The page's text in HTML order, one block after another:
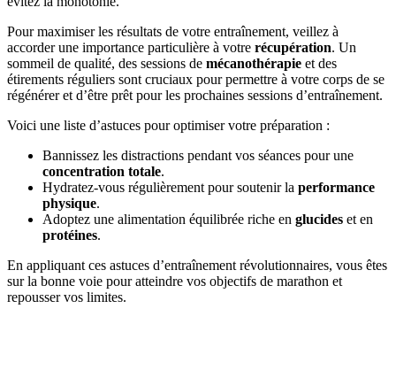
Pour maximiser les résultats de votre entraînement, veillez à
accorder une importance particulière à votre récupération. Un
sommeil de qualité, des sessions de mécanothérapie et des
étirements réguliers sont cruciaux pour permettre à votre corps de se
régénérer et d’être prêt pour les prochaines sessions d’entraînement.
Voici une liste d’astuces pour optimiser votre préparation :
Bannissez les distractions pendant vos séances pour une
concentration totale.
Hydratez-vous régulièrement pour soutenir la performance
physique.
Adoptez une alimentation équilibrée riche en glucides et en
protéines.
En appliquant ces astuces d’entraînement révolutionnaires, vous êtes
sur la bonne voie pour atteindre vos objectifs de marathon et
repousser vos limites.